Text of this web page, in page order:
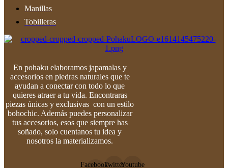
Manillas
Tobilleras
En pohaku elaboramos japamalas y
accesorios en piedras naturales que te
ayudan a conectar con todo lo que
quieres atraer a tu vida. Encontraras
piezas únicas y exclusivas con un estilo
bohochic. Además puedes personalizar
tus accesorios, esos que siempre has
soñado, solo cuentanos tu idea y
nosotros la materializamos.
Facebook-TwitterYoutube